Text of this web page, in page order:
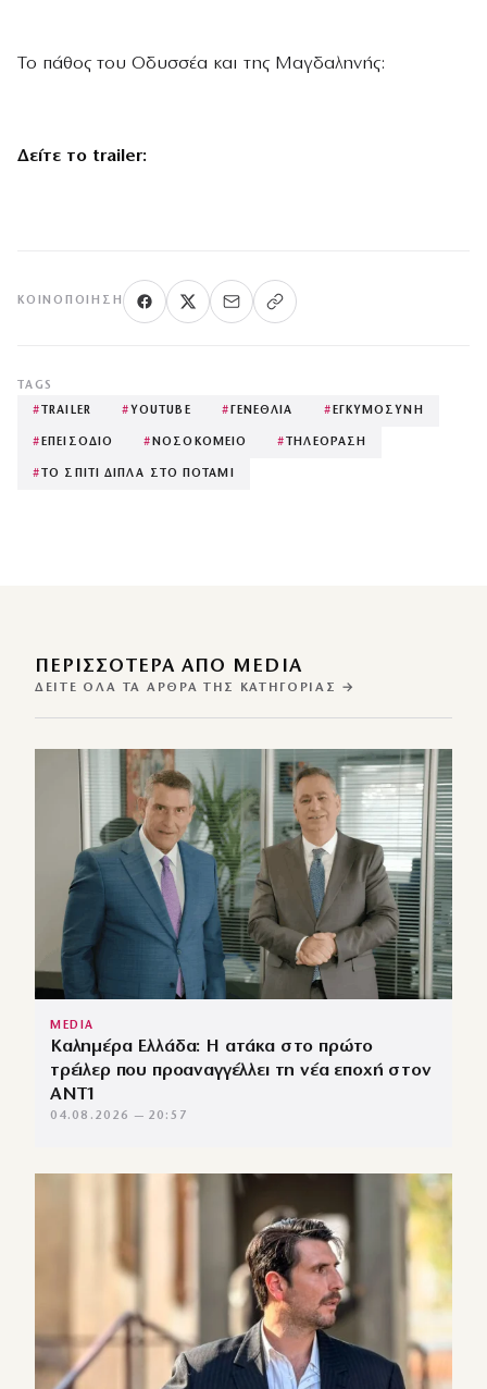
Το πάθος του Οδυσσέα και της Μαγδαληνής:
Δείτε το trailer:
ΚΟΙΝΟΠΟΊΗΣΗ
TAGS
# TRAILER # YOUTUBE # ΓΕΝΕΘΛΙΑ # ΕΓΚΥΜΟΣΥΝΗ
# ΕΠΕΙΣΟΔΙΟ # ΝΟΣΟΚΟΜΕΙΟ # ΤΗΛΕΟΡΑΣΗ
# ΤΟ ΣΠΙΤΙ ΔΙΠΛΑ ΣΤΟ ΠΟΤΑΜΙ
ΠΕΡΙΣΣΌΤΕΡΑ ΑΠΌ MEDIA
ΔΕΊΤΕ ΌΛΑ ΤΑ ΆΡΘΡΑ ΤΗΣ ΚΑΤΗΓΟΡΊΑΣ →
MEDIA
Καλημέρα Ελλάδα: Η ατάκα στο πρώτο
τρέιλερ που προαναγγέλλει τη νέα εποχή στον
ΑΝΤ1
04.08.2026 — 20:57